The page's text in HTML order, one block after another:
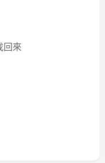
回來